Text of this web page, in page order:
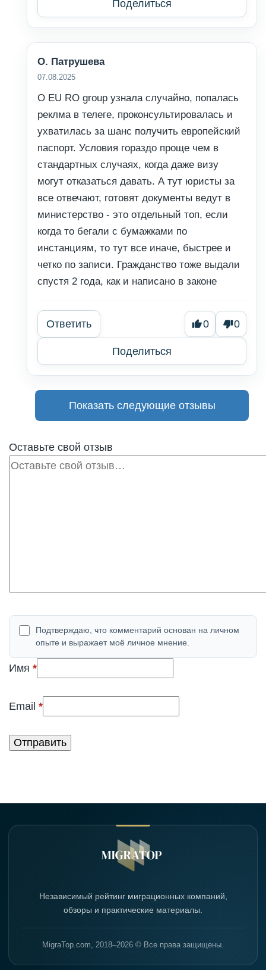
Поделиться
О. Патрушева
07.08.2025
О EU RO group узнала случайно, попалась
реклма в телеге, проконсультировалась и
ухватилась за шанс получить европейский
паспорт. Условия гораздо проще чем в
стандартных случаях, когда даже визу
могут отказаться давать. А тут юристы за
все отвечают, готовят документы ведут в
министерство - это отдельный топ, если
когда то бегали с бумажками по
инстанциям, то тут все иначе, быстрее и
четко по записи. Гражданство тоже выдали
спустя 2 года, как и написано в законе
Ответить 0 0
Поделиться
Показать следующие отзывы
Оставьте свой отзыв
Отзыв
Подтверждаю, что комментарий основан на личном
опыте и выражает моё личное мнение.
Имя *(обязательно)
Email *(обязательно)
Независимый рейтинг миграционных компаний,
обзоры и практические материалы.
MigraTop.com, 2018–2026 © Все права защищены.